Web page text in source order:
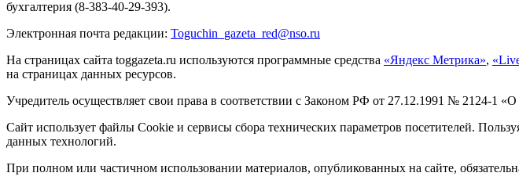
бухгалтерия (8-383-40-29-393).
Электронная почта редакции: Toguchin gazeta red@nso.ru
На страницах сайта toggazeta.ru используются программные средства «Яндекс Метрика»,
на страницах данных ресурсов.
Учредитель осуществляет свои права в соответствии с Законом РФ от 27.12.1991 № 2124-1
Сайт использует файлы Cookie и сервисы сбора технических параметров посетителей.
данных технологий.
При полном или частичном использовании материалов, опубликованных на сайте,